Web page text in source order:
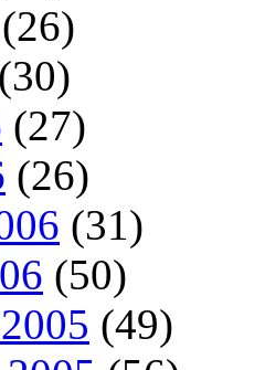
(26)
(30)
(27)
(26)
(31)
(50)
(49)